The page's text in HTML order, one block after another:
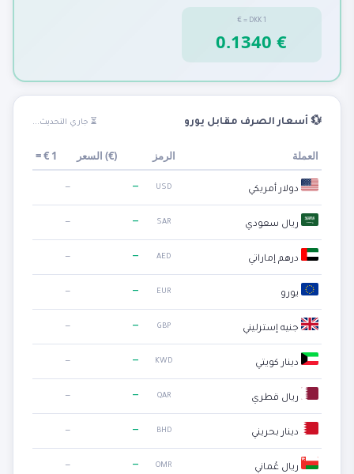
1
DKK
=
€
0.1340 €
💱 أسعار الصرف مقابل يورو ⏳ جاري التحديث...
العملة الرمز السعر (€)
1
€
=
دولار أمريكي USD
—
—
ريال سعودي SAR
—
—
درهم إماراتي AED
—
—
يورو EUR
—
—
جنيه إسترليني GBP
—
—
دينار كويتي KWD
—
—
ريال قطري QAR
—
—
دينار بحريني BHD
—
—
ريال عُماني OMR
—
—